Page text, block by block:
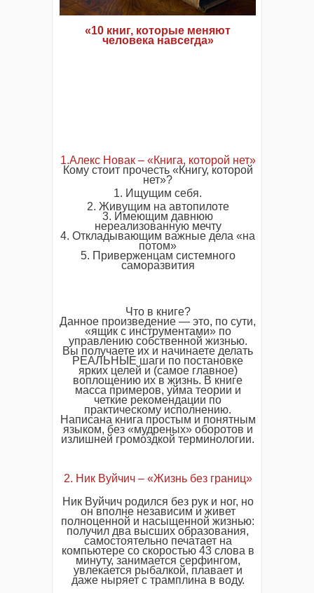
«10 книг, которые меняют
человека навсегда»
1.Алекс Новак – «Книга, которой нет»
Кому стоит прочесть «Книгу, которой
нет»?
1. Ищущим себя.
2. Живущим на автопилоте
3. Имеющим давнюю
нереализованную мечту
4. Откладывающим важные дела «на
потом»
5. Приверженцам системного
саморазвития
Что в книге?
Данное произведение — это, по сути,
«ящик с инструментами» по
управлению собственной жизнью.
Вы получаете их и начинаете делать
РЕАЛЬНЫЕ шаги по постановке
ярких целей и (самое главное)
воплощению их в жизнь. В книге
масса примеров, уйма теории и
четкие рекомендации по
практическому исполнению.
Написана книга простым и понятным
языком, без «мудреных» оборотов и
излишней громоздкой терминологии.
2. Ник Вуйчич – «Жизнь без границ»
Ник Вуйчич родился без рук и ног, но
он вполне независим и живет
полноценной и насыщенной жизнью:
получил два высших образования,
самостоятельно печатает на
компьютере со скоростью 43 слова в
минуту, занимается серфингом,
увлекается рыбалкой, плавает и
даже ныряет с трамплина в воду.